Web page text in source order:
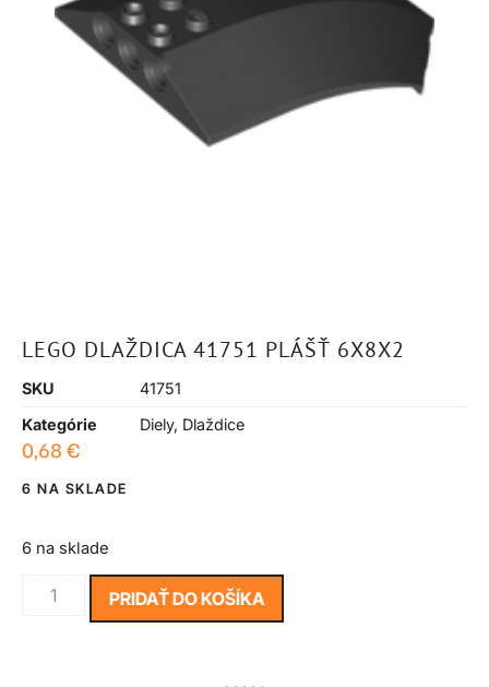
LEGO DLAŽDICA 41751 PLÁŠŤ 6X8X2
SKU
41751
Kategórie
Diely, Dlaždice
0,68 €
6 NA SKLADE
6 na sklade
PRIDAŤ DO KOŠÍKA